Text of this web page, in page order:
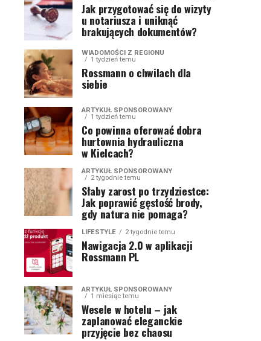
Jak przygotować się do wizyty
u notariusza i uniknąć
brakujących dokumentów?
WIADOMOŚCI Z REGIONU
1 tydzień temu
Rossmann o chwilach dla
siebie
ARTYKUŁ SPONSOROWANY
1 tydzień temu
Co powinna oferować dobra
hurtownia hydrauliczna
w Kielcach?
ARTYKUŁ SPONSOROWANY
2 tygodnie temu
Słaby zarost po trzydziestce:
Jak poprawić gęstość brody,
gdy natura nie pomaga?
LIFESTYLE 2 tygodnie temu
Nawigacja 2.0 w aplikacji
Rossmann PL
ARTYKUŁ SPONSOROWANY
1 miesiąc temu
Wesele w hotelu – jak
zaplanować eleganckie
przyjęcie bez chaosu